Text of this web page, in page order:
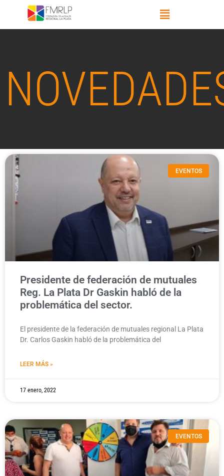
EVENTOS
Presidente de federación de mutuales
Reg. La Plata Dr Gaskin habló de la
problemática del sector.
El presidente de la federación de mutuales regional La Plata
Dr. Carlos Gaskin habló de la problemática del
LEER MÁS »
17 enero, 2022
EVENTOS